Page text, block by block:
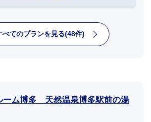
べてのプランを見る(48件)
ーム博多 天然温泉博多駅前の湯